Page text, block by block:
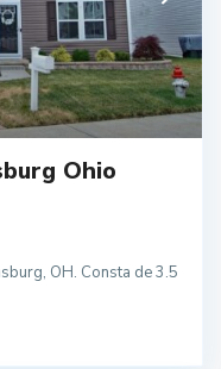
Ohio
OH. Consta de 3.5